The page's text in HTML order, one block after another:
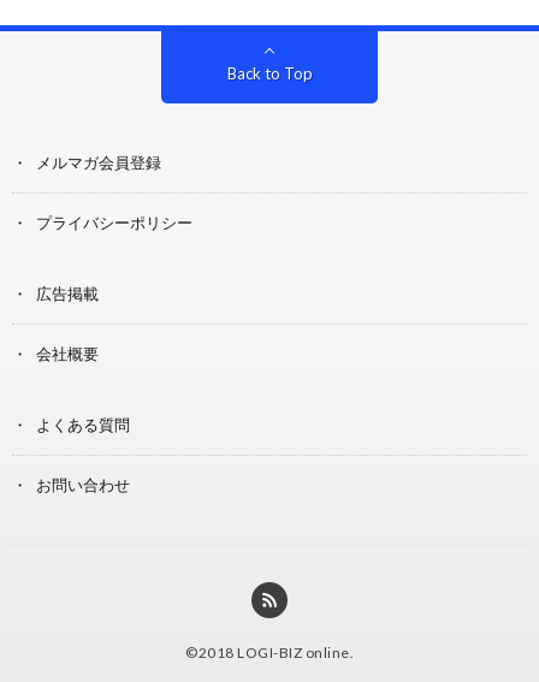
Back to Top
メルマガ会員登録
プライバシーポリシー
広告掲載
会社概要
よくある質問
お問い合わせ
©2018 LOGI-BIZ online.